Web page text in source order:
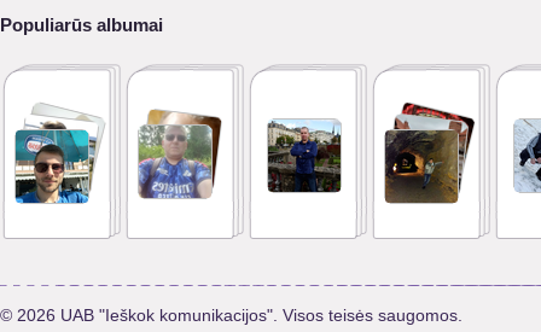
Populiarūs albumai
© 2026 UAB "Ieškok komunikacijos". Visos teisės saugomos.